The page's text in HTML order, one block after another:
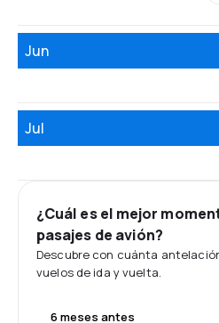
Jun
Jul
¿Cuál es el mejor
pasajes de avión?
Descubre con cuánta
vuelos de ida y vuelta.
6 meses antes